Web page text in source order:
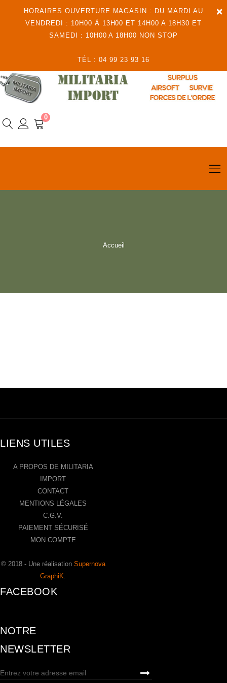
×
HORAIRES OUVERTURE MAGASIN : DU MARDI AU
VENDREDI : 10H00 À 13H00 ET 14H00 A 18H30 ET
SAMEDI : 10H00 A 18H00 NON STOP
TÉL : 04 99 23 93 16
0
Accueil
LIENS UTILES
A PROPOS DE MILITARIA
IMPORT
CONTACT
MENTIONS LÉGALES
C.G.V.
PAIEMENT SÉCURISÉ
MON COMPTE
© 2018 - Une réalisation Supernova
GraphiK
FACEBOOK
NOTRE
NEWSLETTER